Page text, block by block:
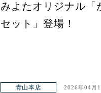
みよたオリジナル「
セット」登場！
青山本店 2026年04月